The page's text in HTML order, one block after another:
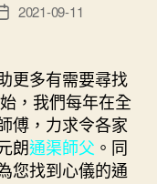
Post2021-09-11
更多有需要尋找
，我們每年在全
傅，力求令各家
朗通渠師父 。同
您找到心儀的通